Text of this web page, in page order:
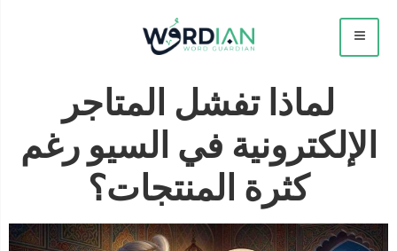
لماذا تفشل المتاجر
الإلكترونية في السيو رغم
كثرة المنتجات؟